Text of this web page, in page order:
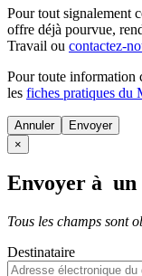
Pour tout signalement
offre déjà pourvue,
Travail ou contactez-
Pour toute information
les fiches pratiques du
Annuler
×
Envoyer à un
Tous les champs sont
Destinataire